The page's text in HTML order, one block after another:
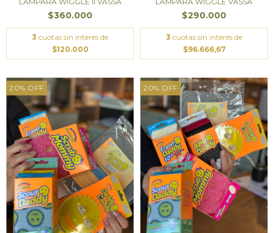
$360.000
3 cuotas sin interés de
$120.000
$290.000
3 cuotas sin interés de
$96.666,67
20% OFF 20% OFF